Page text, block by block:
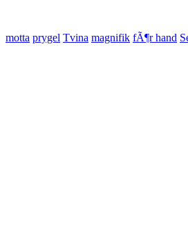
motta prygel Tvina magnifik fÃ¶r hand